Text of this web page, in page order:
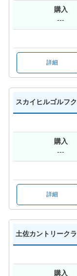
---
詳細
スカイヒルゴルフ
---
詳細
土佐カントリーク